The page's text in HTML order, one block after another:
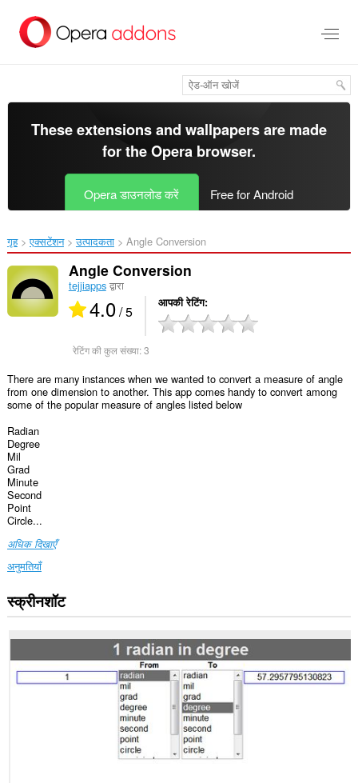
सामग्री
These extensions and wallpapers are made
for theOpera browser.
Opera डाउनलोड करें Free for Android
गृह एक्सटेंशन उत्पादकता Angle Conversion‎
Angle Conversion
tejjiappsद्वारा
4.0/ 5 आपकी रेटिंग
रेटिंग की कुल संख्या:3
There are many instances when we wanted to convert a measure of angle
from one dimension to another. This app comes handy to convert among
some of the popular measure of angles listed below
Radian
Degree
Mil
Grad
Minute
Second
Point
Circle...
अधिक दिखाएँ
अनुमतियाँ
यह
एक्सटेंशन
वेबसाइट
आपके
डेटा
स्क्रीनशॉट